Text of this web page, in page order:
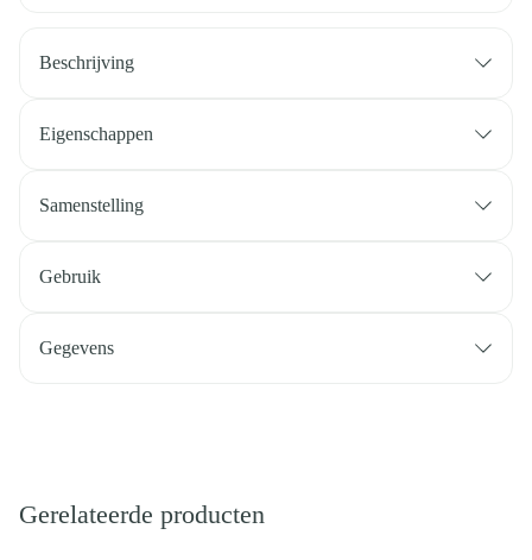
Beschrijving
Eigenschappen
Samenstelling
Gebruik
Gegevens
Gerelateerde producten